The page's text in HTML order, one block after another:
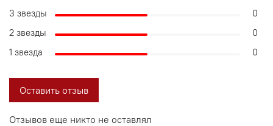
Отзывов еще никто не оставлял
3 звезды
0
2 звезды
0
1 звезда
0
Оставить отзыв